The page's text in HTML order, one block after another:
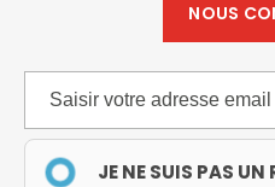
NOUS
JE NE SUIS PAS UN